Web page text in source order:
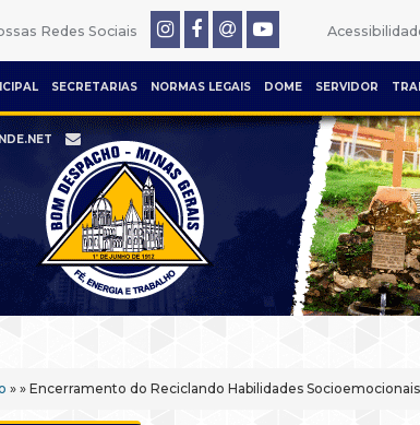
Redes Sociais
SECRETARIAS NORMAS LEGAIS DOME SERVIDOR
» » Encerramento do Reciclando Habilidades